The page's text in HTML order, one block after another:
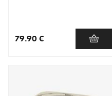
79.90 €